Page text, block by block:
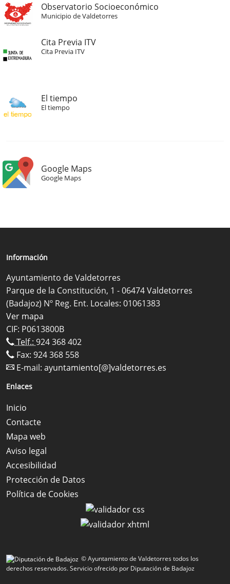
Observatorio Socioeconómico
Municipio de Valdetorres
Cita Previa ITV
Cita Previa ITV
El tiempo
El tiempo
Google Maps
Google Maps
Información
Ayuntamiento de Valdetorres
Parque de la Constitución, 1 - 06474 Valdetorres
(Badajoz) Nº Reg. Ent. Locales: 01061383
Ver mapa
CIF: P0613800B
Telf.: 924 368 402
Fax: 924 368 558
E-mail: ayuntamiento[@]valdetorres.es
Enlaces
Inicio
Contacte
Mapa web
Aviso legal
Accesibilidad
Protección de Datos
Política de Cookies
© Ayuntamiento de Valdetorres todos los
derechos reservados.Servicio ofrecido por Diputación de Badajoz